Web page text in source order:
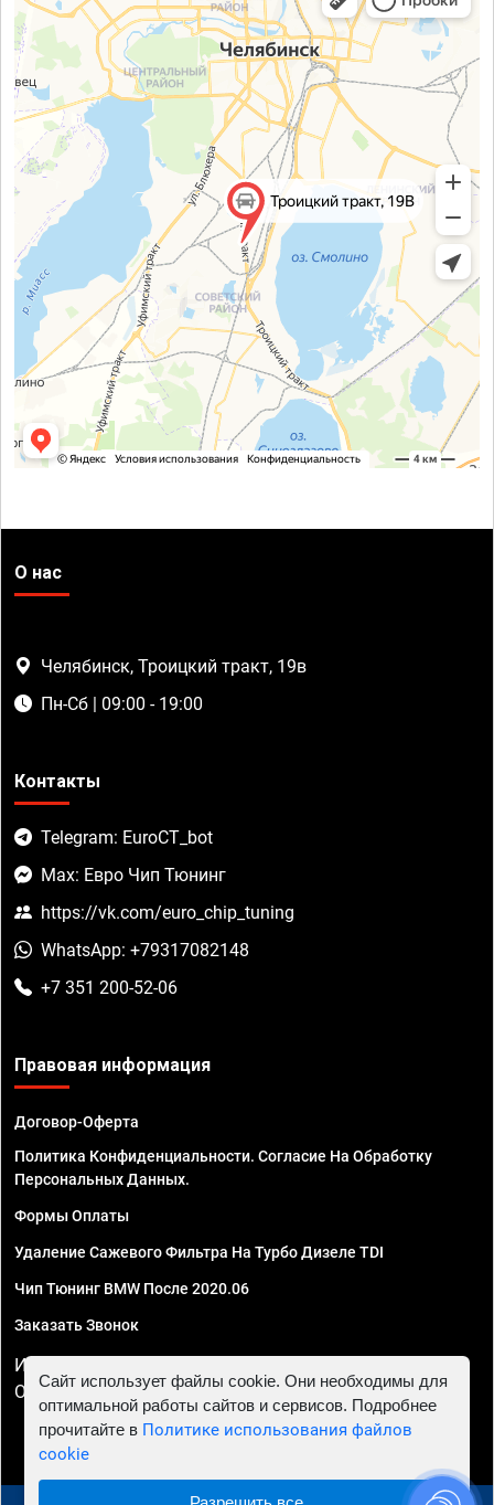
О нас
Челябинск, Троицкий тракт, 19в
Пн-Сб | 09:00 - 19:00
Контакты
Telegram: EuroCT_bot
Max: Евро Чип Тюнинг
https://vk.com/euro_chip_tuning
WhatsApp: +79317082148
+7 351 200-52-06
Правовая информация
Договор-Оферта
Политика Конфиденциальности. Согласие На Обработку
Персональных Данных.
Формы Оплаты
Удаление Сажевого Фильтра На Турбо Дизеле TDI
Чип Тюнинг BMW После 2020.06
Заказать Звонок
ИП Смирнов Георгий Павлович. ИНН 781302555843,
ОГРНИП 324470400032610
Сайт использует файлы cookie. Они необходимы для
оптимальной работы сайтов и сервисов. Подробнее
прочитайте в Политике использования файлов
cookie